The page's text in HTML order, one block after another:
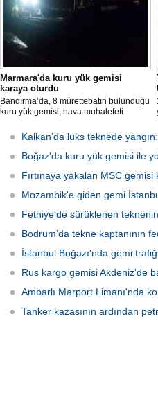
Marmara'da kuru yük gemisi
karaya oturdu
Bandırma’da, 8 mürettebatın bulunduğu
kuru yük gemisi, hava muhalefeti
kurtarma çalışmaları sürüyor.
Kalkan’da lüks teknede
Boğaz'da kuru yük gemisi ile
Fırtınaya yakalan MSC
Mozambik'e giden gemi
Fethiye'de sürüklenen
Bodrum’da tekne kaptanının
İstanbul Boğazı'nda gemi trafiği
Rus kargo gemisi Akdeniz'de
Ambarlı Marport Limanı'nda
Tanker kazasının ardından